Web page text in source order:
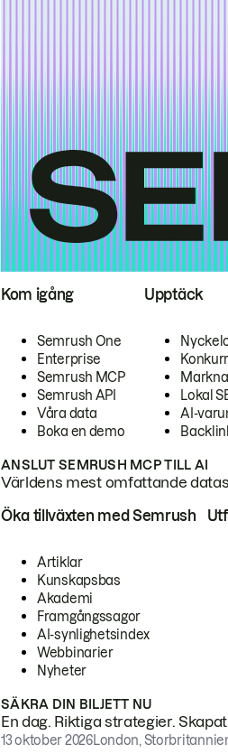
Kom igång
Semrush One
Enterprise
Semrush MCP
Semrush API
Våra data
Boka en demo
Upptäck
Lokal
AI-
ANSLUT SEMRUSH MCP TILL AI
Världens mest omfattande
Öka tillväxten med Semrush
Artiklar
Kunskapsbas
Akademi
Framgångssagor
AI-synlighetsindex
Webbinarier
Nyheter
SÄKRA DIN BILJETT NU
En dag. Riktiga strategier.
13 oktober 2026London,